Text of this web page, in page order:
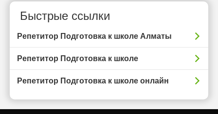
Быстрые ссылки
Репетитор Подготовка к школе Алматы
Репетитор Подготовка к школе
Репетитор Подготовка к школе онлайн